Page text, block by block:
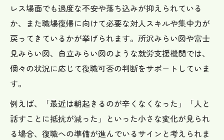
レス場面でも過度な不安や落ち込みが抑えられている
か、また職場復帰に向けて必要な対人スキルや集中力が
戻ってきているかが挙げられます。所沢みらい図や富士
見みらい図、自立みらい図のような就労支援機関では、
個々の状況に応じて復職可否の判断をサポートしていま
す。
例えば、「最近は朝起きるのが辛くなくなった」「人と
話すことに抵抗が減った」といった小さな変化が見られ
る場合、復職への準備が進んでいるサインと考えられま